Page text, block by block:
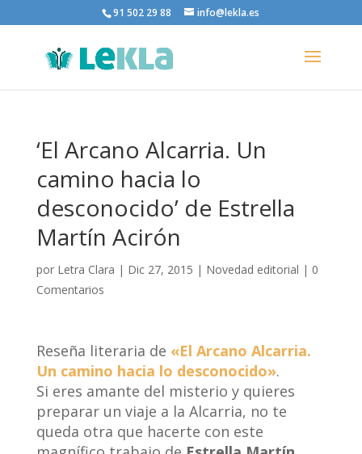
91 502 29 88 info@lekla.es
‘El Arcano Alcarria. Un
camino hacia lo
desconocido’ de Estrella
Martín Acirón
por Letra Clara | Dic 27, 2015 | Novedad editorial | 0
Comentarios
Reseña literaria de «El Arcano Alcarria.
Un camino hacia lo desconocido».
Si eres amante del misterio y quieres
preparar un viaje a la Alcarria, no te
queda otra que hacerte con este